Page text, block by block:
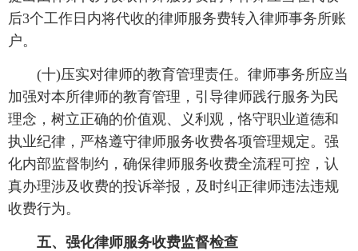
后3个工作日内将代收的律师服务费转入律师事务所账
户。
(十)压实对律师的教育管理责任。律师事务所应当
加强对本所律师的教育管理，引导律师践行服务为民
理念，树立正确的价值观、义利观，恪守职业道德和
执业纪律，严格遵守律师服务收费各项管理规定。强
化内部监督制约，确保律师服务收费全流程可控，认
真办理涉及收费的投诉举报，及时纠正律师违法违规
收费行为。
五、强化律师服务收费监督检查